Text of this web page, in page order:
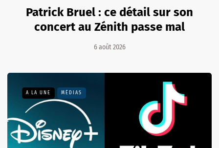
Patrick Bruel : ce détail sur son
concert au Zénith passe mal
6 août 2026
A LA UNE MÉDIAS